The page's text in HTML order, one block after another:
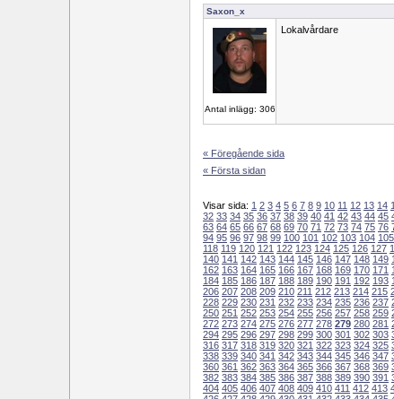
Saxon_x
Antal inlägg: 306
Lokalvårdare
« Föregående sida
« Första sidan
Visar sida: 1 2 3 4 5 6 7 8 9 10 11 12 13 14
32 33 34 35 36 37 38 39 40 41 42 43 44 45
63 64 65 66 67 68 69 70 71 72 73 74 75 76
94 95 96 97 98 99 100 101 102 103 104 105
118 119 120 121 122 123 124 125 126 127
140 141 142 143 144 145 146 147 148 149
162 163 164 165 166 167 168 169 170 171
184 185 186 187 188 189 190 191 192 193
206 207 208 209 210 211 212 213 214 215
228 229 230 231 232 233 234 235 236 237
250 251 252 253 254 255 256 257 258 259
272 273 274 275 276 277 278 279 280 281
294 295 296 297 298 299 300 301 302 303
316 317 318 319 320 321 322 323 324 325
338 339 340 341 342 343 344 345 346 347
360 361 362 363 364 365 366 367 368 369
382 383 384 385 386 387 388 389 390 391
404 405 406 407 408 409 410 411 412 413